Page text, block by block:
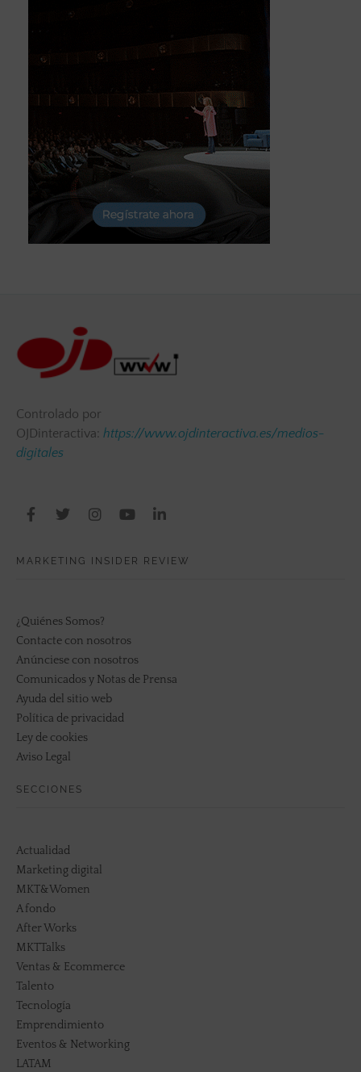
Controlado por
OJDinteractiva: https://www.ojdinteractiva.es/medios-
digitales
MARKETING INSIDER REVIEW
¿Quiénes Somos?
Contacte con nosotros
Anúnciese con nosotros
Comunicados y Notas de Prensa
Ayuda del sitio web
Política de privacidad
Ley de cookies
Aviso Legal
SECCIONES
Actualidad
Marketing digital
MKT&Women
A fondo
After Works
MKTTalks
Ventas & Ecommerce
Talento
Tecnología
Emprendimiento
Eventos & Networking
LATAM